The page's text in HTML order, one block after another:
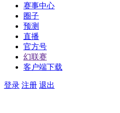
赛事中心
圈子
预测
直播
官方号
幻联赛
客户端下载
登录 注册 退出